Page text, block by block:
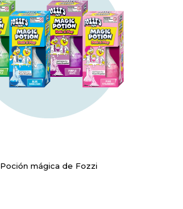
Poción mágica de Fozzi